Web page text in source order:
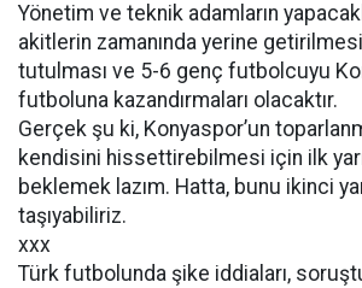
Yönetim ve teknik adamların
akitlerin zamanında yerine
tutulması ve 5-6 genç futbolcuyu
futboluna kazandırmaları olacaktır.
Gerçek şu ki, Konyaspor’un
kendisini hissettirebilmesi için ilk
beklemek lazım. Hatta, bunu ikinci
taşıyabiliriz.
xxx
Türk futbolunda şike iddiaları,